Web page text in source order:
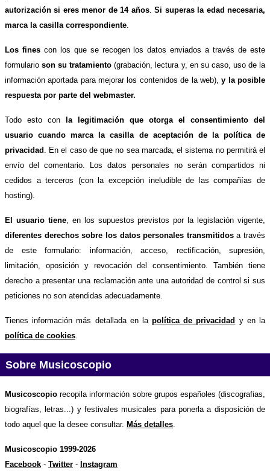
autorización si eres menor de 14 años.Si superas la edad necesaria,
marca la casilla correspondiente
Los finescon los que se recogen los datos enviados a través de este
formularioson su tratamiento (grabación, lectura y, en su caso, uso de la
información aportada para mejorar los contenidos de la web),y la posible
respuesta por parte del webmaster.
Todo esto con
la legitimación que otorga el consentimiento del
usuario cuando marca la casilla de aceptación de la política de
privacidad
. En el caso de que no sea marcada, el sistema no permitirá el
envío del comentario. Los datos personales no serán compartidos ni
cedidos a terceros (con la excepción ineludible de las compañías de
hosting).
El usuario tiene, en los supuestos previstos por la legislación vigente,
diferentes derechos sobre los datos personales transmitidosa través
de este formulario: información, acceso, rectificación, supresión,
limitación, oposición y revocación del consentimiento. También tiene
derecho a presentar una reclamación ante una autoridad de control si sus
peticiones no son atendidas adecuadamente.
Tienes información más detallada en lapolítica de privacidad y en la
política de cookies
Sobre Musicoscopio
Musicoscopio recopila información sobre grupos españoles (discografias,
biografías, letras...) y festivales musicales para ponerla a disposición de
todo aquel que la desee consultar. Más detalles.
Musicoscopio 1999-2026
Facebook - Twitter - Instagram